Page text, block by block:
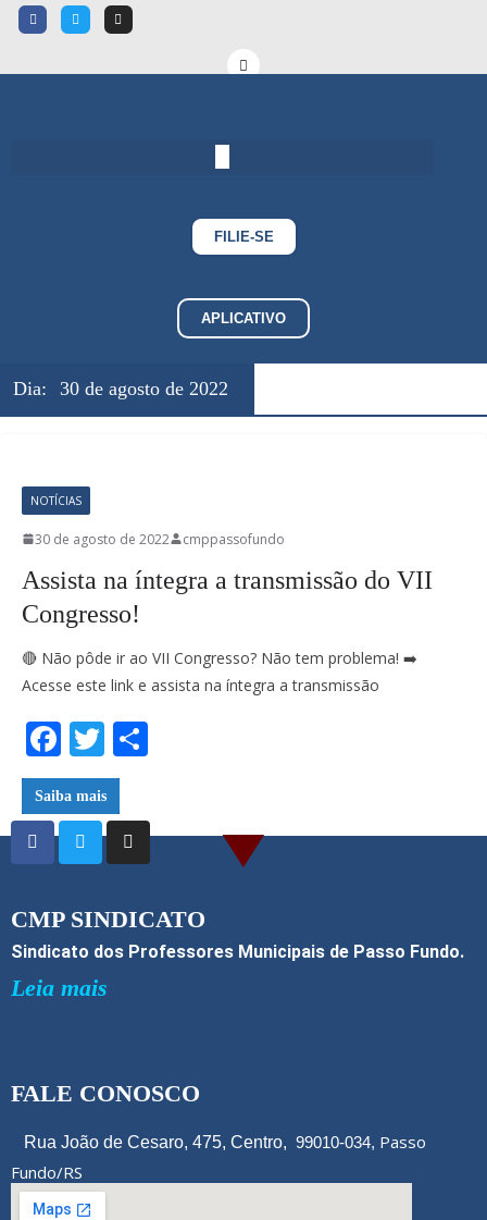
FILIE-SE
APLICATIVO
Dia: 30 de agosto de 2022
NOTÍCIAS
30 de agosto de 2022 cmppassofundo
Assista na íntegra a transmissão do VII
Congresso!
🔴 Não pôde ir ao VII Congresso? Não tem problema! ➡️
Acesse este link e assista na íntegra a transmissão
F
ac
e
b
o
o
k
T
w
itt
er
ar
e
Saiba mais
CMP SINDICATO
Sindicato dos Professores Municipais de Passo Fundo.
Leia mais
FALE CONOSCO
Rua João de Cesaro, 475, Centro, 99010-034, Passo
Fundo/RS